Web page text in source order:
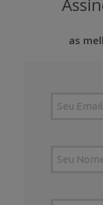
as